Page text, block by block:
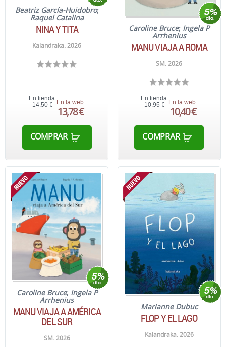
Beatriz García-Huidobro;
Raquel Catalina
NINA Y TITA
Kalandraka. 2026
En tienda:
14,50 € En la web:
13,78 €
COMPRAR
Caroline Bruce; Ingela P
Arrhenius
MANU VIAJA A ROMA
SM. 2026
En tienda:
10,95 € En la web:
10,40 €
COMPRAR
Caroline Bruce; Ingela P
Arrhenius
MANU VIAJA A AMÉRICA
DEL SUR
SM. 2026
Marianne Dubuc
FLOP Y EL LAGO
Kalandraka. 2026